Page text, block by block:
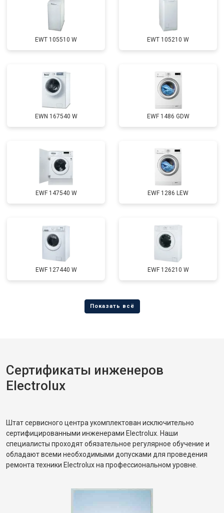
EWT 105510 W EWT 105210 W
EWN 167540 W EWF 1486 GDW
EWF 147540 W EWF 1286 LEW
EWF 127440 W EWF 126210 W
Сертификаты инженеров
Electrolux
Штат сервисного центра укомплектован исключительно
сертифицированными инженерами Electrolux. Наши
специалисты проходят обязательное регулярное обучение и
обладают всеми необходимыми допусками для проведения
ремонта техники Electrolux на профессиональном уровне.